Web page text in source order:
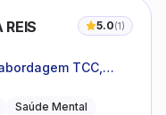
REIS 5.0(1)
TCC,
Saúde Mental